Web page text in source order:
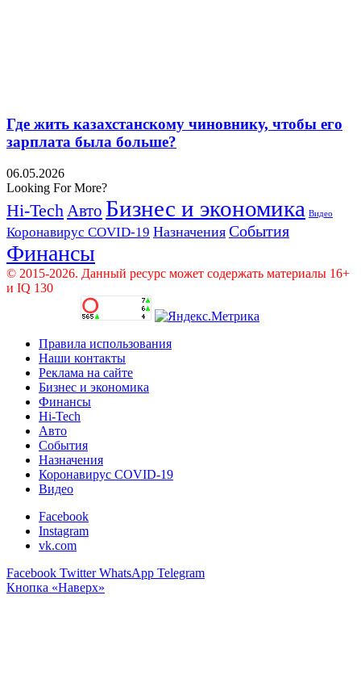
Где жить казахстанскому чиновнику, чтобы его
зарплата была больше?
06.05.2026
Looking For More?
Hi-Tech Авто Бизнес и экономика Видео
Коронавирус COVID-19 Назначения События
Финансы
© 2015-2026. Данный ресурс может содержать материалы 16+
и IQ 130
Правила использования
Наши контакты
Реклама на сайте
Бизнес и экономика
Финансы
Hi-Tech
Авто
События
Назначения
Коронавирус COVID-19
Видео
Facebook
Instagram
vk.com
Facebook Twitter WhatsApp Telegram
Кнопка «Наверх»